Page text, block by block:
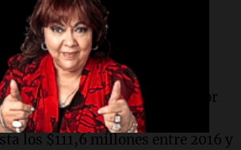
la AFIP constató
las empresas y personas
las facturas utilizadas por
reintegros por una suma
los $111,6 millones entre 2016 y